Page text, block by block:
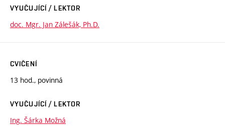
VYUČUJÍCÍ / LEKTOR
doc. Mgr. Jan Zálešák, Ph.D.
CVIČENÍ
13 hod., povinná
VYUČUJÍCÍ / LEKTOR
Ing. Šárka Možná